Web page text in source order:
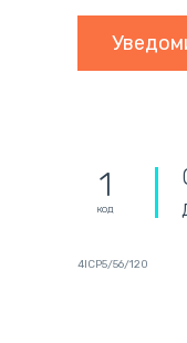
1
код
4ICP5/56/120